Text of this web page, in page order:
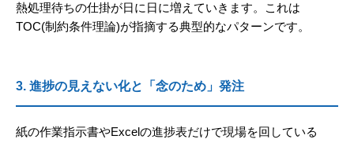
熱処理待ちの仕掛が日に日に増えていきます。これは
TOC(制約条件理論)が指摘する典型的なパターンです。
3. 進捗の見えない化と「念のため」発注
紙の作業指示書やExcelの進捗表だけで現場を回している